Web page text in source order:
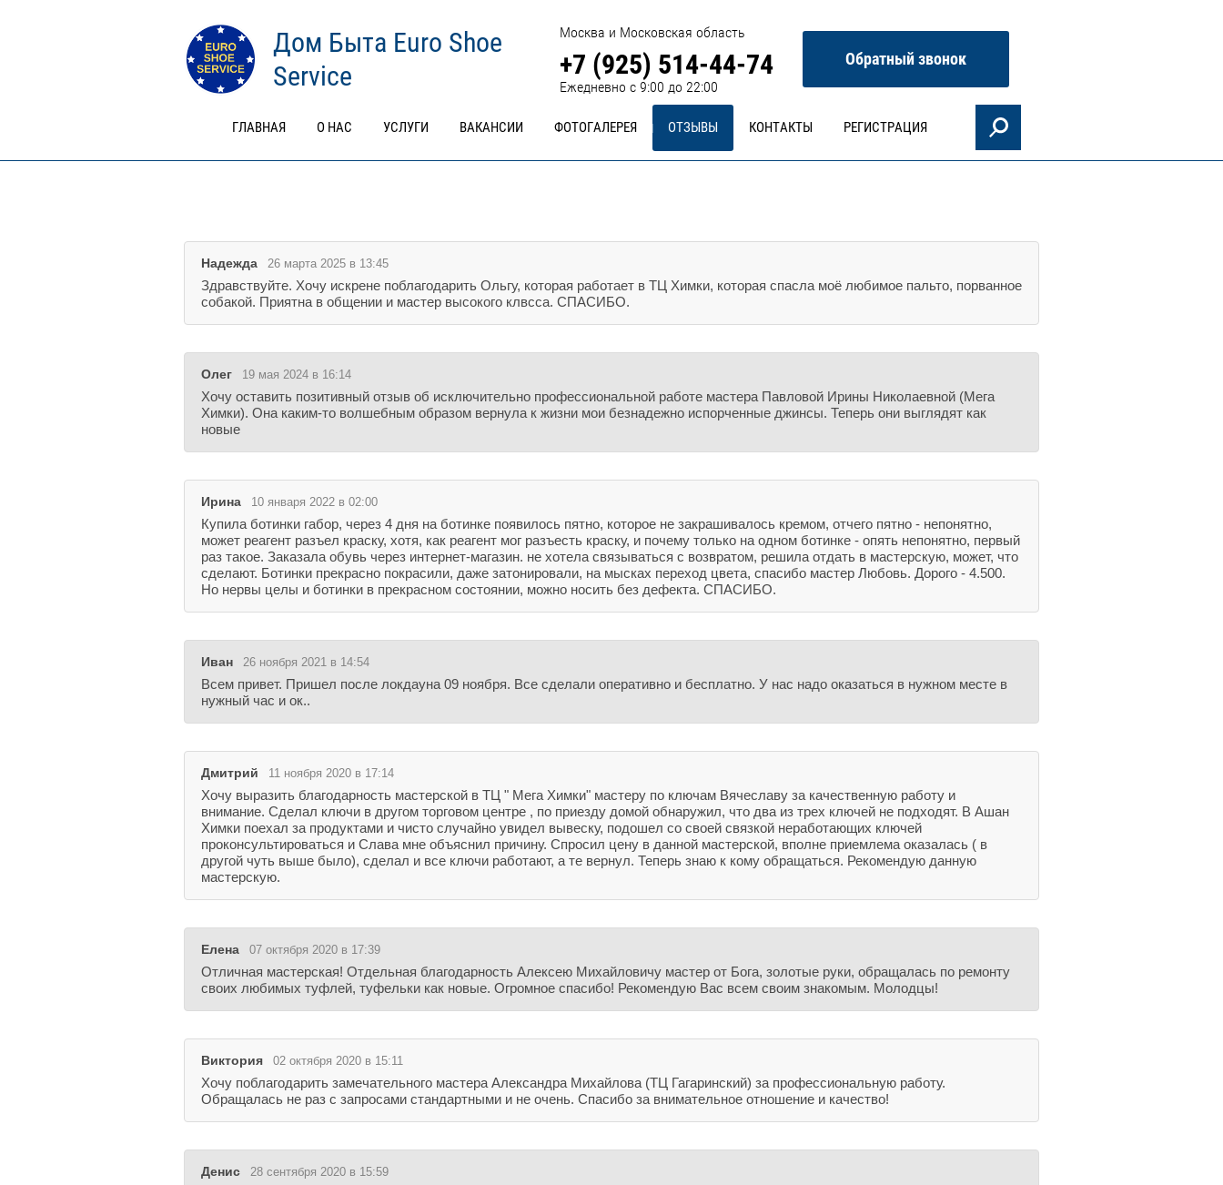
Дом Быта Euro Shoe
Service
Москва и Московская область
+7 (925) 514-44-74
Ежедневно с 9:00 до 22:00
Обратный звонок
ГЛАВНАЯ О НАС УСЛУГИ ВАКАНСИИ ФОТОГАЛЕРЕЯ ОТЗЫВЫ КОНТАКТЫ РЕГИСТРАЦИЯ
Надежда 26 марта 2025 в 13:45
Здравствуйте. Хочу искрене поблагодарить Ольгу, которая работает в ТЦ Химки, которая спасла моё любимое пальто, порванное
собакой. Приятна в общении и мастер высокого клвсса. СПАСИБО.
Олег 19 мая 2024 в 16:14
Хочу оставить позитивный отзыв об исключительно профессиональной работе мастера Павловой Ирины Николаевной (Мега
Химки). Она каким-то волшебным образом вернула к жизни мои безнадежно испорченные джинсы. Теперь они выглядят как
новые
Ирина 10 января 2022 в 02:00
Купила ботинки габор, через 4 дня на ботинке появилось пятно, которое не закрашивалось кремом, отчего пятно - непонятно,
может реагент разъел краску, хотя, как реагент мог разъесть краску, и почему только на одном ботинке - опять непонятно, первый
раз такое. Заказала обувь через интернет-магазин. не хотела связываться с возвратом, решила отдать в мастерскую, может, что
сделают. Ботинки прекрасно покрасили, даже затонировали, на мысках переход цвета, спасибо мастер Любовь. Дорого - 4.500.
Но нервы целы и ботинки в прекрасном состоянии, можно носить без дефекта. СПАСИБО.
Иван 26 ноября 2021 в 14:54
Всем привет. Пришел после локдауна 09 ноября. Все сделали оперативно и бесплатно. У нас надо оказаться в нужном месте в
нужный час и ок..
Дмитрий 11 ноября 2020 в 17:14
Хочу выразить благодарность мастерской в ТЦ " Мега Химки" мастеру по ключам Вячеславу за качественную работу и
внимание. Сделал ключи в другом торговом центре , по приезду домой обнаружил, что два из трех ключей не подходят. В Ашан
Химки поехал за продуктами и чисто случайно увидел вывеску, подошел со своей связкой неработающих ключей
проконсультироваться и Слава мне объяснил причину. Спросил цену в данной мастерской, вполне приемлема оказалась ( в
другой чуть выше было), сделал и все ключи работают, а те вернул. Теперь знаю к кому обращаться. Рекомендую данную
мастерскую.
Елена 07 октября 2020 в 17:39
Отличная мастерская! Отдельная благодарность Алексею Михайловичу мастер от Бога, золотые руки, обращалась по ремонту
своих любимых туфлей, туфельки как новые. Огромное спасибо! Рекомендую Вас всем своим знакомым. Молодцы!
Виктория 02 октября 2020 в 15:11
Хочу поблагодарить замечательного мастера Александра Михайлова (ТЦ Гагаринский) за профессиональную работу.
Обращалась не раз с запросами стандартными и не очень. Спасибо за внимательное отношение и качество!
Денис 28 сентября 2020 в 15:59